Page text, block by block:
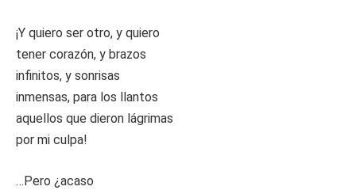
¡Y quiero ser otro, y quiero
tener corazón, y brazos
infinitos, y sonrisas
inmensas, para los llantos
aquellos que dieron lágrimas
por mi culpa!
…Pero ¿acaso